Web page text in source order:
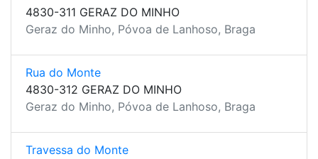
4830-311 GERAZ DO MINHO
Geraz do Minho, Póvoa de Lanhoso, Braga
Rua do Monte
4830-312 GERAZ DO MINHO
Geraz do Minho, Póvoa de Lanhoso, Braga
Travessa do Monte